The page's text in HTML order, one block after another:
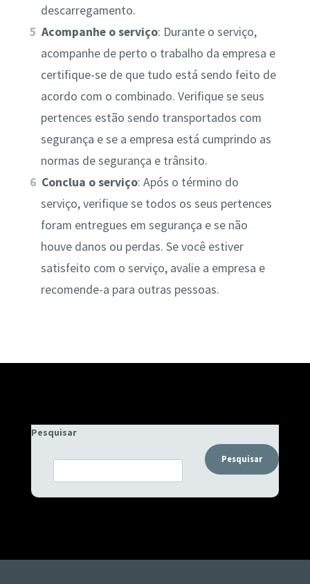
descarregamento.
Acompanhe o serviço: Durante o serviço,
acompanhe de perto o trabalho da empresa e
certifique-se de que tudo está sendo feito de
acordo com o combinado. Verifique se seus
pertences estão sendo transportados com
segurança e se a empresa está cumprindo as
normas de segurança e trânsito.
Conclua o serviço: Após o término do
serviço, verifique se todos os seus pertences
foram entregues em segurança e se não
houve danos ou perdas. Se você estiver
satisfeito com o serviço, avalie a empresa e
recomende-a para outras pessoas.
Pesquisar
Pesquisar